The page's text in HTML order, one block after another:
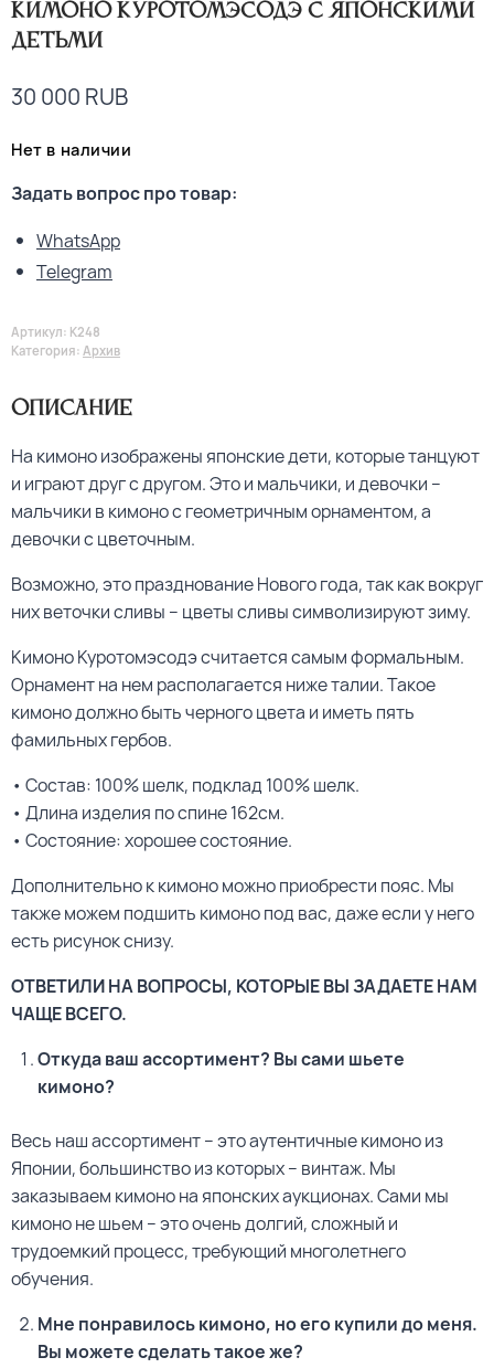
Кимоно Куротомэсодэ с японскими
детьми
30 000 RUB
Нет в наличии
Задать вопрос про товар:
WhatsApp
Telegram
Артикул: K248
Категория: Архив
Описание
На кимоно изображены японские дети, которые танцуют
и играют друг с другом. Это и мальчики, и девочки –
мальчики в кимоно с геометричным орнаментом, а
девочки с цветочным.
Возможно, это празднование Нового года, так как вокруг
них веточки сливы – цветы сливы символизируют зиму.
Кимоно Куротомэсодэ считается самым формальным.
Орнамент на нем располагается ниже талии. Такое
кимоно должно быть черного цвета и иметь пять
фамильных гербов.
• Состав: 100% шелк, подклад 100% шелк.
• Длина изделия по спине 162см.
• Состояние: хорошее состояние.
Дополнительно к кимоно можно приобрести пояс. Мы
также можем подшить кимоно под вас, даже если у него
есть рисунок снизу.
ОТВЕТИЛИ НА ВОПРОСЫ, КОТОРЫЕ ВЫ ЗАДАЕТЕ НАМ
ЧАЩЕ ВСЕГО.
Откуда ваш ассортимент? Вы сами шьете
кимоно?
Весь наш ассортимент – это аутентичные кимоно из
Японии, большинство из которых – винтаж. Мы
заказываем кимоно на японских аукционах. Сами мы
кимоно не шьем – это очень долгий, сложный и
трудоемкий процесс, требующий многолетнего
обучения.
Мне понравилось кимоно, но его купили до меня.
Вы можете сделать такое же?